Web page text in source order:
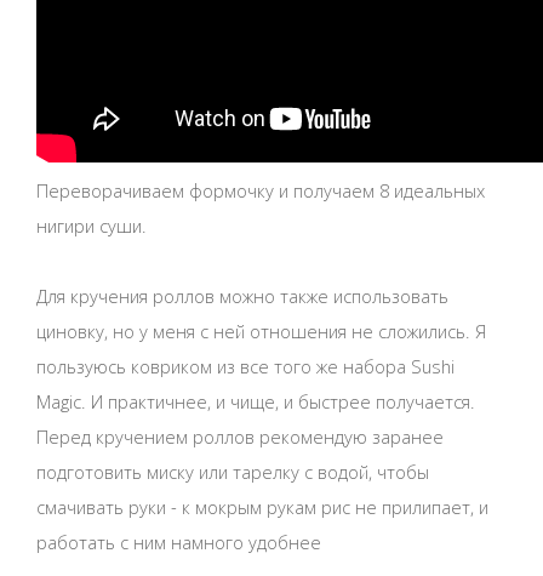
Переворачиваем формочку и получаем 8 идеальных
нигири суши.
Для кручения роллов можно также использовать
циновку, но у меня с ней отношения не сложились. Я
пользуюсь ковриком из все того же набора Sushi
Magic. И практичнее, и чище, и быстрее получается.
Перед кручением роллов рекомендую заранее
подготовить миску или тарелку с водой, чтобы
смачивать руки - к мокрым рукам рис не прилипает, и
работать с ним намного удобнее